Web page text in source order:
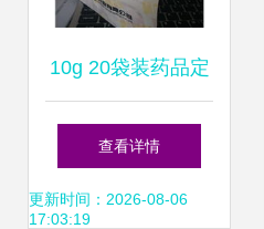
10g 20袋装药品定
价与采购指南 药品
终端网供应分析
查看详情
更新时间：2026-08-06
17:03:19